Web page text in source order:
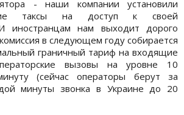
- наши компании установили
таксы на доступ к своей
иностранцам нам выходит дорого
в следующем году собирается
граничный тариф на входящие
вызовы на уровне 10
(сейчас операторы берут за
минуты звонка в Украине до 20